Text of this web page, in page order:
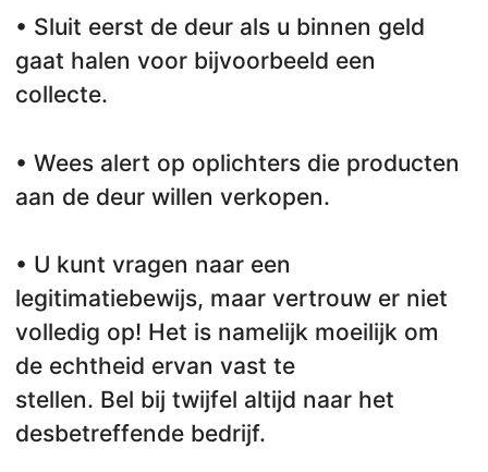
• Sluit eerst de deur als u binnen geld
gaat halen voor bijvoorbeeld een
collecte.
• Wees alert op oplichters die producten
aan de deur willen verkopen.
• U kunt vragen naar een
legitimatiebewijs, maar vertrouw er niet
volledig op! Het is namelijk moeilijk om
de echtheid ervan vast te
stellen. Bel bij twijfel altijd naar het
desbetreffende bedrijf.